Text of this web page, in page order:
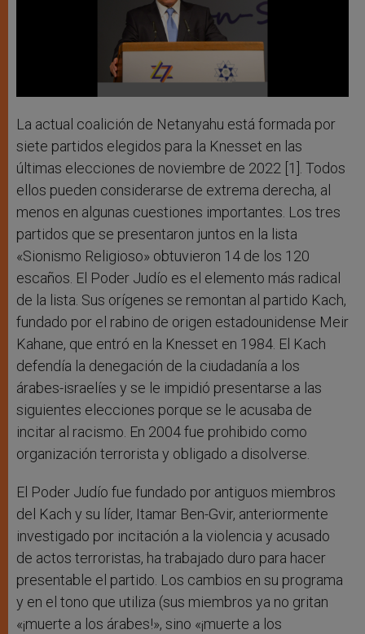
La actual coalición de Netanyahu está formada por
siete partidos elegidos para la Knesset en las
últimas elecciones de noviembre de 2022 [1]. Todos
ellos pueden considerarse de extrema derecha, al
menos en algunas cuestiones importantes. Los tres
partidos que se presentaron juntos en la lista
«Sionismo Religioso» obtuvieron 14 de los 120
escaños. El Poder Judío es el elemento más radical
de la lista. Sus orígenes se remontan al partido Kach,
fundado por el rabino de origen estadounidense Meir
Kahane, que entró en la Knesset en 1984. El Kach
defendía la denegación de la ciudadanía a los
árabes-israelíes y se le impidió presentarse a las
siguientes elecciones porque se le acusaba de
incitar al racismo. En 2004 fue prohibido como
organización terrorista y obligado a disolverse.
El Poder Judío fue fundado por antiguos miembros
del Kach y su líder, Itamar Ben-Gvir, anteriormente
investigado por incitación a la violencia y acusado
de actos terroristas, ha trabajado duro para hacer
presentable el partido. Los cambios en su programa
y en el tono que utiliza (sus miembros ya no gritan
«¡muerte a los árabes!», sino «¡muerte a los